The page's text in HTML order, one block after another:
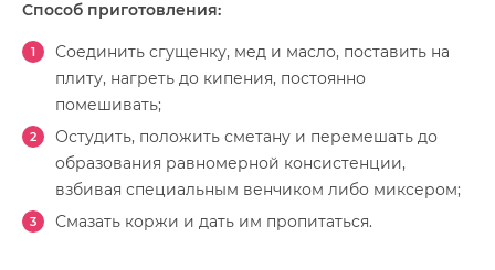
Способ приготовления:
Соединить сгущенку, мед и масло, поставить на
плиту, нагреть до кипения, постоянно
помешивать;
Остудить, положить сметану и перемешать до
образования равномерной консистенции,
взбивая специальным венчиком либо миксером;
Смазать коржи и дать им пропитаться.